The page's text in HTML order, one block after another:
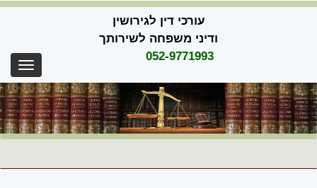
Skip
עורכי דין לגירושין
ודיני משפחה לשירותך
052-9771993